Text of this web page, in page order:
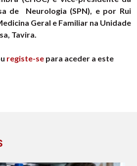
de Neurologia (SPN), e por Rui
Geral e Familiar na Unidade
Tavira.
registe-se para aceder a este